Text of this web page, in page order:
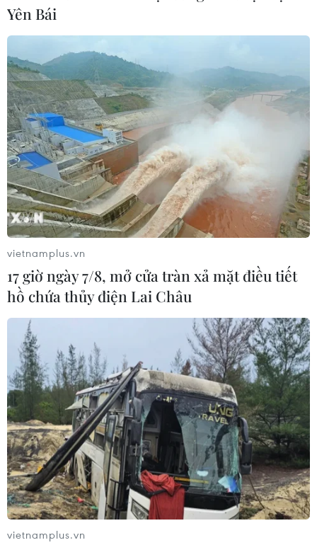
Standard Chartered huy động thành
công khoản vay xã hội 721 triệu USD
cho HDBank
05/08/2026 07:46
Tăng tốc giải ngân đầu tư công,
chấm dứt tâm lý trông chờ
05/08/2026 07:39
Hoàn thiện khuôn khổ pháp lý về
ngân hàng và phòng, chống rửa tiền
05/08/2026 03:43
Cà Mau gỡ “điểm nghẽn” mặt bằng,
xây dựng kịch bản giải ngân
05/08/2026 01:18
Điều gì chờ đợi đồng yen sau cái bắt
tay giữa Mỹ-Nhật?
04/08/2026 14:11
Yên Bái
vietnamplus.vn
17 giờ ngày 7/8, mở cửa tràn xả mặt điều tiết
hồ chứa thủy điện Lai Châu
vietnamplus.vn